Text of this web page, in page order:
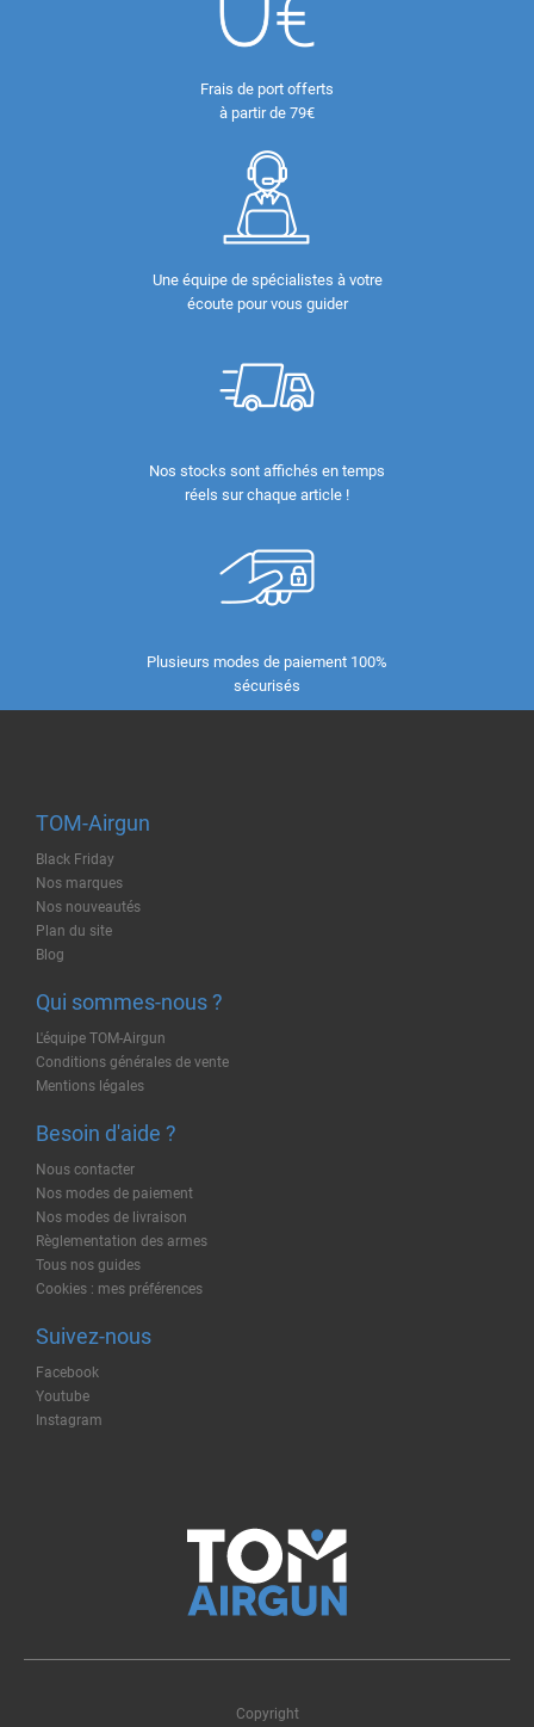
Frais de port offerts
à partir de 79€
Une équipe de spécialistes à votre
écoute pour vous guider
Nos stocks sont affichés en temps
réels sur chaque article !
Plusieurs modes de paiement 100%
sécurisés
TOM-Airgun
Black Friday
Nos marques
Nos nouveautés
Plan du site
Blog
Qui sommes-nous ?
L'équipe TOM-Airgun
Conditions générales de vente
Mentions légales
Besoin d'aide ?
Nous contacter
Nos modes de paiement
Nos modes de livraison
Règlementation des armes
Tous nos guides
Cookies : mes préférences
Suivez-nous
Facebook
Youtube
Instagram
Copyright